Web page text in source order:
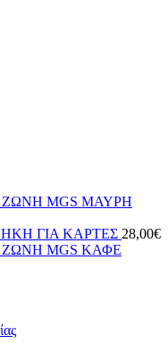
MGS ΜΑΥΡΗ
ΓΙΑ ΚΑΡΤΕΣ 28,00€
MGS ΚΑΦΕ